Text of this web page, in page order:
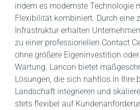
indem es modernste Technologie
Flexibilität kombiniert. Durch eine
Infrastruktur erhalten
zu einer professionellen Contact
ohne größere Eigeninvestition
Wartung. Lancon bietet
Lösungen, die sich nahtlos in Ihre
Landschaft integrieren und
stets flexibel auf